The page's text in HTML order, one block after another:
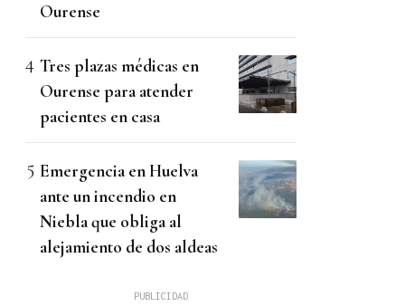
Ourense
Tres plazas médicas en
Ourense para atender
pacientes en casa
Emergencia en Huelva
ante un incendio en
Niebla que obliga al
alejamiento de dos aldeas